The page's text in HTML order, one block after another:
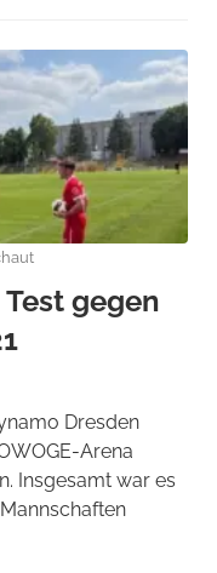
gegen
Dresden
Arena
Insgesamt war es